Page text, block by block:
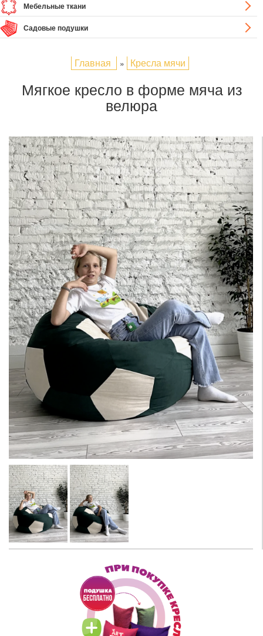
Мебельные ткани
Садовые подушки
Главная » Кресла мячи
Мягкое кресло в форме мяча из
велюра